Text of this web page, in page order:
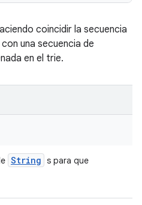
coincidir la secuencia
con una secuencia de
en el trie.
String s para que